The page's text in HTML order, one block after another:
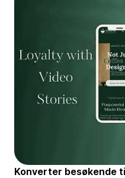
Konverter besøkende